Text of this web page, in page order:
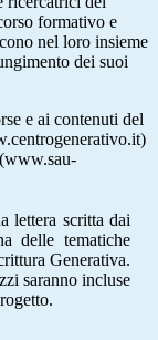
formativo e
nel loro insieme
dei suoi
e ai contenuti del
)
(www.sau-
lettera scritta dai
delle tematiche
Generativa.
saranno incluse